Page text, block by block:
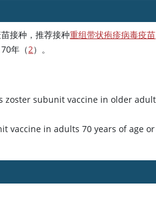
接种，推荐接种重组带状疱疹病毒疫苗
70年（2）。
zoster subunit vaccine in older
vaccine in adults 70 years of age